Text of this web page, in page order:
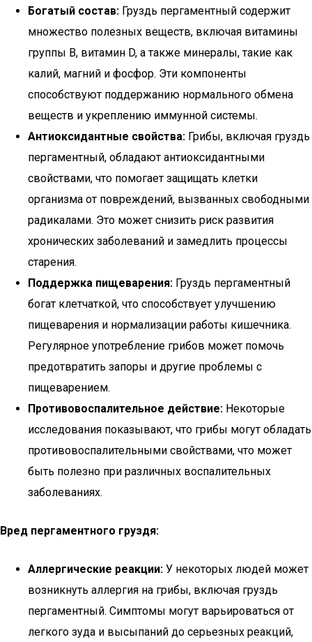
Богатый состав: Груздь пергаментный содержит
множество полезных веществ, включая витамины
группы B, витамин D, а также минералы, такие как
калий, магний и фосфор. Эти компоненты
способствуют поддержанию нормального обмена
веществ и укреплению иммунной системы.
Антиоксидантные свойства: Грибы, включая груздь
пергаментный, обладают антиоксидантными
свойствами, что помогает защищать клетки
организма от повреждений, вызванных свободными
радикалами. Это может снизить риск развития
хронических заболеваний и замедлить процессы
старения.
Поддержка пищеварения: Груздь пергаментный
богат клетчаткой, что способствует улучшению
пищеварения и нормализации работы кишечника.
Регулярное употребление грибов может помочь
предотвратить запоры и другие проблемы с
пищеварением.
Противовоспалительное действие: Некоторые
исследования показывают, что грибы могут обладать
противовоспалительными свойствами, что может
быть полезно при различных воспалительных
заболеваниях.
Вред пергаментного груздя:
Аллергические реакции: У некоторых людей может
возникнуть аллергия на грибы, включая груздь
пергаментный. Симптомы могут варьироваться от
легкого зуда и высыпаний до серьезных реакций,